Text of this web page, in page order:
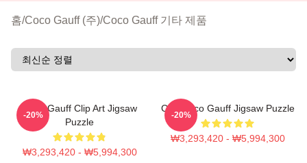
홈/Coco Gauff (주)/Coco Gauff 기타 제품
Coco Gauff Clip Art Jigsaw
Puzzle
₩3,293,420 - ₩5,994,300
-20%
Cori Coco Gauff Jigsaw Puzzle
₩3,293,420 - ₩5,994,300
-20%